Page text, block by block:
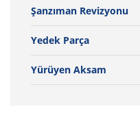
Şanzıman Revizyonu
Yedek Parça
Yürüyen Aksam